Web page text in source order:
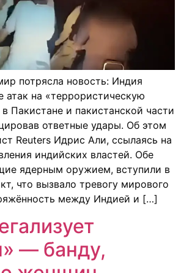
потрясла новость: Индия
атак на «террористическую
Пакистане и пакистанской части
ответные удары. Об этом
Reuters Идрис Али, ссылаясь на
индийских властей. Обе
ядерным оружием, вступили в
что вызвало тревогу мирового
между Индией и […]
— банду,